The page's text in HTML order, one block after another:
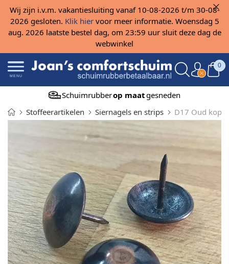
Wij zijn i.v.m. vakantiesluiting vanaf 10-08-2026 t/m 30-08-
2026 gesloten. Klik hiervoor meer informatie. Woensdag 5
aug. 2026 laatste bestel dag, om 23:59 uur sluit deze dag de
webwinkel
MENU
0
Schuimrubberop maatgesneden
Stoffeerartikelen
Siernagels en strips D17 Oud